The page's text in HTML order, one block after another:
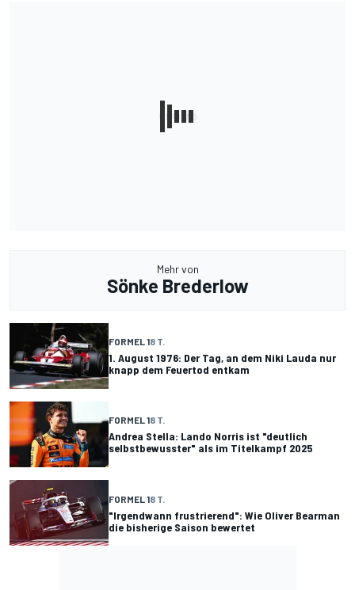
Mehr von
Sönke Brederlow
FORMEL 18 T.
1. August 1976: Der Tag, an dem Niki Lauda nur
knapp dem Feuertod entkam
FORMEL 18 T.
Andrea Stella: Lando Norris ist "deutlich
selbstbewusster" als im Titelkampf 2025
FORMEL 18 T.
"Irgendwann frustrierend": Wie Oliver Bearman
die bisherige Saison bewertet